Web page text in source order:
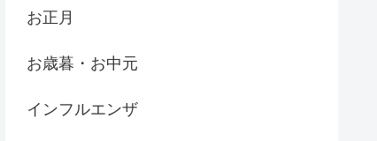
お正月
お歳暮・お中元
インフルエンザ